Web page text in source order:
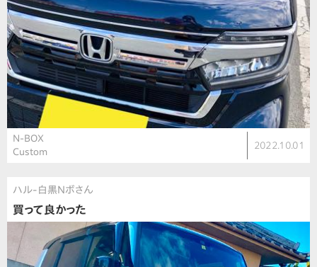
N-BOX
Custom
2022.10.01
ハル-白黒Nボさん
買って良かった